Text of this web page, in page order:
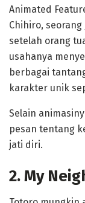
Animated
Chihiro,
setelah orang
usahanya
berbagai
karakter unik
Selain
pesan tentang
jati diri.
2. My